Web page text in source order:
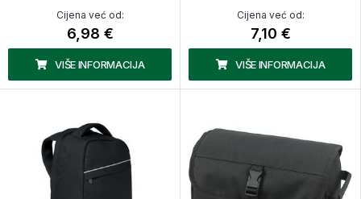
Cijena već od:
6,98 €
VIŠE INFORMACIJA
Cijena već od:
7,10 €
VIŠE INFORMACIJA